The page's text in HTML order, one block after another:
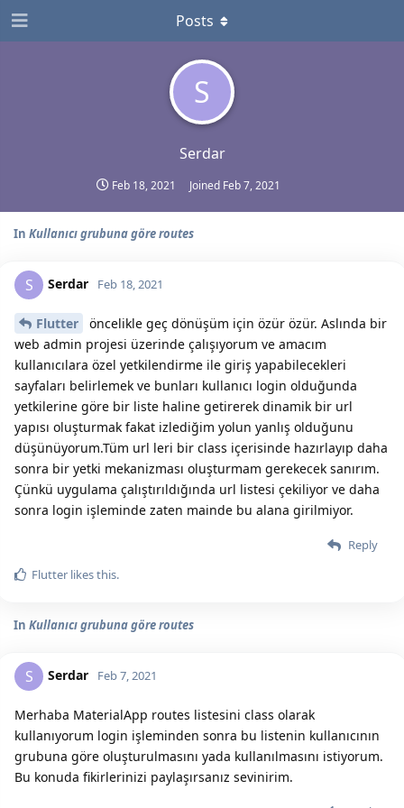
S
Serdar
Feb 18, 2021 Joined Feb 7, 2021
Posts
In Kullanıcı grubuna göre routes
S Serdar Feb 18, 2021
Flutter
öncelikle geç dönüşüm için özür özür. Aslında bir
web admin projesi üzerinde çalışıyorum ve amacım
kullanıcılara özel yetkilendirme ile giriş yapabilecekleri
sayfaları belirlemek ve bunları kullanıcı login olduğunda
yetkilerine göre bir liste haline getirerek dinamik bir url
yapısı oluşturmak fakat izlediğim yolun yanlış olduğunu
düşünüyorum.Tüm url leri bir class içerisinde hazırlayıp daha
sonra bir yetki mekanizması oluşturmam gerekecek sanırım.
Çünkü uygulama çalıştırıldığında url listesi çekiliyor ve daha
sonra login işleminde zaten mainde bu alana girilmiyor.
Reply
Flutter likes this.
In Kullanıcı grubuna göre routes
S Serdar Feb 7, 2021
Merhaba MaterialApp routes listesini class olarak
kullanıyorum login işleminden sonra bu listenin kullanıcının
grubuna göre oluşturulmasını yada kullanılmasını istiyorum.
Bu konuda fikirlerinizi paylaşırsanız sevinirim.